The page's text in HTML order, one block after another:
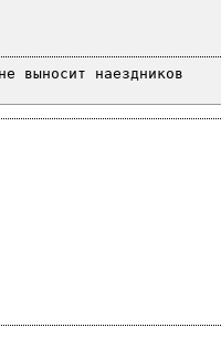
выносит наездников